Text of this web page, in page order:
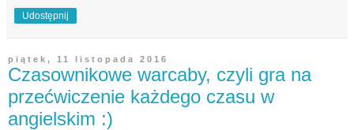
Udostępnij
piątek, 11 listopada 2016
Czasownikowe warcaby, czyli gra na
przećwiczenie każdego czasu w
angielskim :)